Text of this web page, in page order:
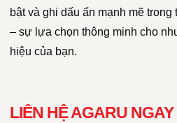
bật và ghi dấu ấn mạnh mẽ trong
– sự lựa chọn thông minh cho
hiệu của bạn.
LIÊN HỆ AGARU